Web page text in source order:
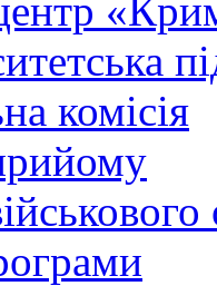
комісія